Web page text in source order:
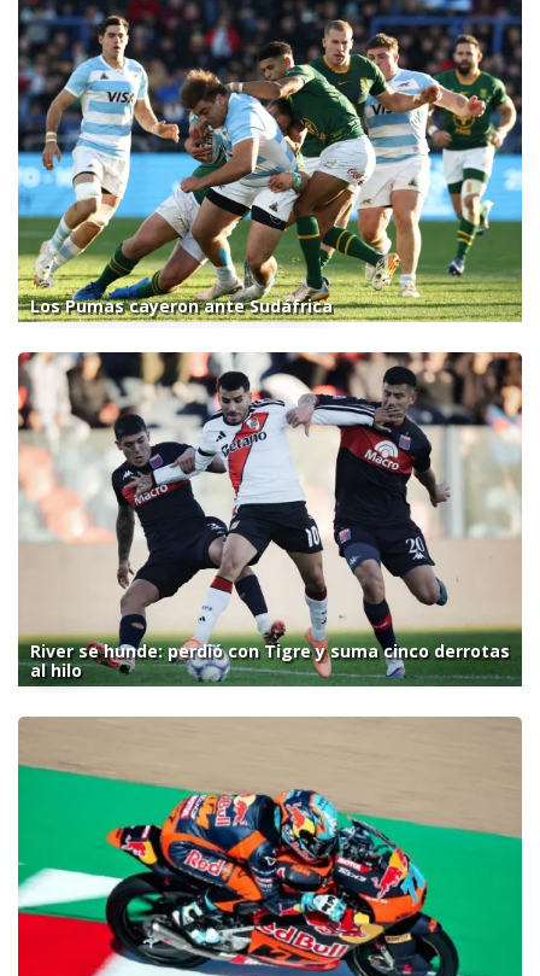
Los Pumas cayeron ante Sudáfrica
River se hunde: perdió con Tigre y suma cinco derrotas
al hilo